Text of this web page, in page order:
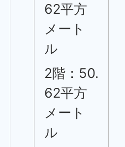
62平方
メート
ル
2階：50.
62平方
メート
ル